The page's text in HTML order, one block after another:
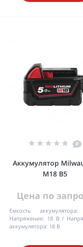
0
Аккумулятор
M18 B5
Цена по
Емкость аккумулятора:
Напряжение: 18 В
аккумулятора: 18 В